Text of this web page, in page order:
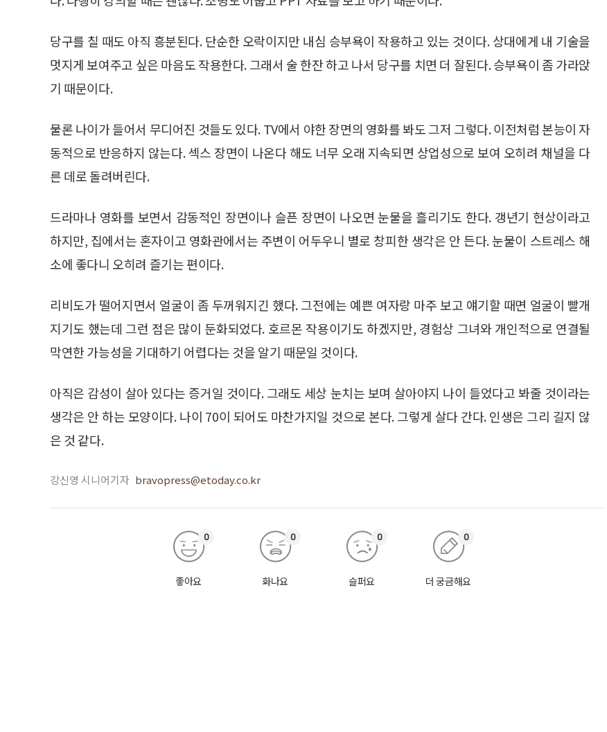
당구를 칠 때도 아직 흥분된다. 단순한 오락이지만 내심 승부욕이 작용하고 있는 것이다. 상대에게 내 기술을
멋지게 보여주고 싶은 마음도 작용한다. 그래서 술 한잔 하고 나서 당구를 치면 더 잘된다. 승부욕이 좀 가라앉
기 때문이다.
물론 나이가 들어서 무디어진 것들도 있다. TV에서 야한 장면의 영화를 봐도 그저 그렇다. 이전처럼 본능이 자
동적으로 반응하지 않는다. 섹스 장면이 나온다 해도 너무 오래 지속되면 상업성으로 보여 오히려 채널을 다
른 데로 돌려버린다.
드라마나 영화를 보면서 감동적인 장면이나 슬픈 장면이 나오면 눈물을 흘리기도 한다. 갱년기 현상이라고
하지만, 집에서는 혼자이고 영화관에서는 주변이 어두우니 별로 창피한 생각은 안 든다. 눈물이 스트레스 해
소에 좋다니 오히려 즐기는 편이다.
리비도가 떨어지면서 얼굴이 좀 두꺼워지긴 했다. 그전에는 예쁜 여자랑 마주 보고 얘기할 때면 얼굴이 빨개
지기도 했는데 그런 점은 많이 둔화되었다. 호르몬 작용이기도 하겠지만, 경험상 그녀와 개인적으로 연결될
막연한 가능성을 기대하기 어렵다는 것을 알기 때문일 것이다.
아직은 감성이 살아 있다는 증거일 것이다. 그래도 세상 눈치는 보며 살아야지 나이 들었다고 봐줄 것이라는
생각은 안 하는 모양이다. 나이 70이 되어도 마찬가지일 것으로 본다. 그렇게 살다 간다. 인생은 그리 길지 않
은 것 같다.
강신영 시니어기자 bravopress@etoday.co.kr
좋아요
0
화나요
0
슬퍼요
0
더 궁금해요
0